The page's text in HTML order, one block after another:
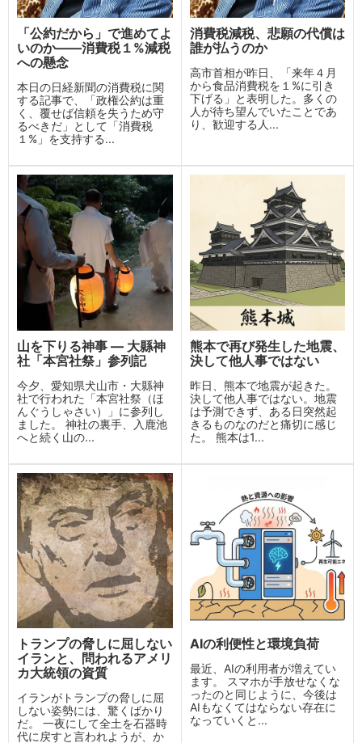
「公約だから」で進めてよ
いのか——消費税１%減税
への懸念
本日の日経新聞の消費税に関
する記事で、「政権公約は重
く、覆せば信頼を失うため守
るべきだ」として「消費税
１%」を支持する...
消費税減税、悲願の代償は
誰が払うのか
高市首相が昨日、「来年４月
から食品消費税を１%に引き
下げる」と表明した。多くの
人が待ち望んでいたことであ
り、歓迎する人...
山を下りる神事 ― 大縣神
社「本宮社祭」参列記
今夕、愛知県犬山市・大縣神
社で行われた「本宮社祭（ほ
んぐうしゃさい）」に参列し
ました。 神社の裏手、入鹿池
へと続く山の...
熊本で再び発生した地震、
決して他人事ではない
昨日、熊本で地震が起きた。
決して他人事ではない。地震
は予測できず、ある日突然起
きるものなのだと痛切に感じ
た。 熊本は1...
トランプの脅しに屈しない
イランと、問われるアメリ
カ大統領の資質
イランがトランプの脅しに屈
しない姿勢には、驚くばかり
だ。 一夜にして全土を石器時
代に戻すと言われようが、か
AIの利便性と環境負荷
最近、AIの利用者が増えてい
ます。 スマホが手放せなくな
ったのと同じように、今後は
AIもなくてはならない存在に
なっていくと...